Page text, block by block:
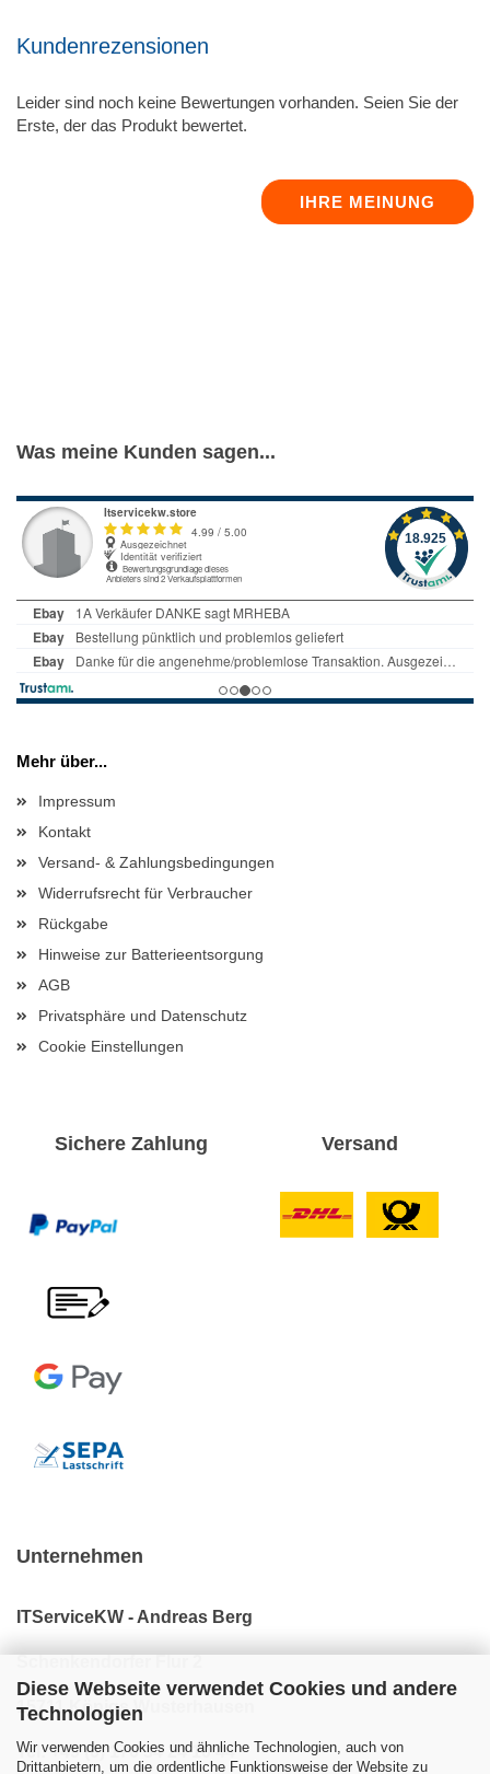
Diese Webseite verwendet Cookies und andere
Technologien
Wir verwenden Cookies und ähnliche Technologien, auch von
Drittanbietern, um die ordentliche Funktionsweise der Website zu
Kundenrezensionen
Leider sind noch keine Bewertungen vorhanden. Seien Sie der
Erste, der das Produkt bewertet.
IHRE MEINUNG
Was meine Kunden sagen...
Mehr über...
Impressum
Kontakt
Versand- & Zahlungsbedingungen
Widerrufsrecht für Verbraucher
Rückgabe
Hinweise zur Batterieentsorgung
AGB
Privatsphäre und Datenschutz
Cookie Einstellungen
Sichere Zahlung Versand
Unternehmen
ITServiceKW - Andreas Berg
15711 Königs Wusterhausen
Tel: +49 (0) 176 34 24 10 44